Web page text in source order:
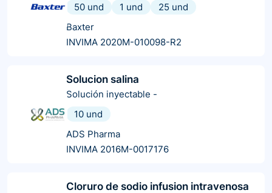
50 und
1 und
25 und
Baxter
INVIMA 2020M-010098-R2
Solucion salina
Solución inyectable -
10 und
ADS Pharma
INVIMA 2016M-0017176
Cloruro de sodio infusion intravenosa